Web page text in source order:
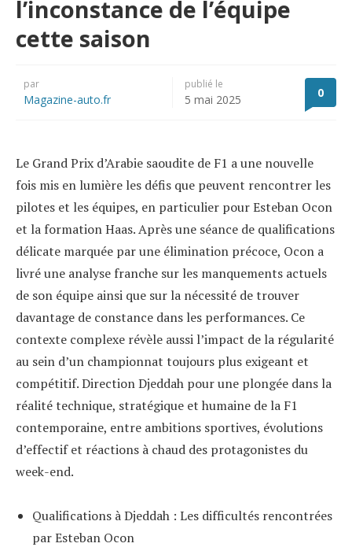
l’inconstance de l’équipe
cette saison
par
Magazine-auto.fr
publié le
5 mai 2025 0
Le Grand Prix d’Arabie saoudite de F1 a une nouvelle
fois mis en lumière les défis que peuvent rencontrer les
pilotes et les équipes, en particulier pour Esteban Ocon
et la formation Haas. Après une séance de qualifications
délicate marquée par une élimination précoce, Ocon a
livré une analyse franche sur les manquements actuels
de son équipe ainsi que sur la nécessité de trouver
davantage de constance dans les performances. Ce
contexte complexe révèle aussi l’impact de la régularité
au sein d’un championnat toujours plus exigeant et
compétitif. Direction Djeddah pour une plongée dans la
réalité technique, stratégique et humaine de la F1
contemporaine, entre ambitions sportives, évolutions
d’effectif et réactions à chaud des protagonistes du
week-end.
Qualifications à Djeddah : Les difficultés rencontrées
par Esteban Ocon